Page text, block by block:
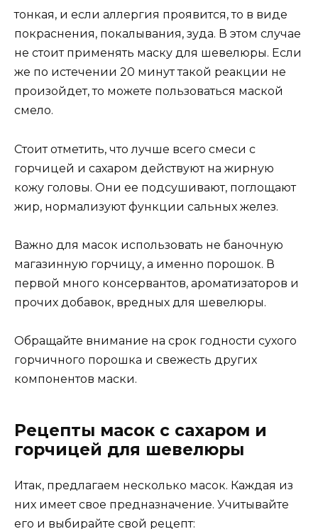
тонкая, и если аллергия проявится, то в виде
покраснения, покалывания, зуда. В этом случае
не стоит применять маску для шевелюры. Если
же по истечении 20 минут такой реакции не
произойдет, то можете пользоваться маской
смело.
Стоит отметить, что лучше всего смеси с
горчицей и сахаром действуют на жирную
кожу головы. Они ее подсушивают, поглощают
жир, нормализуют функции сальных желез.
Важно для масок использовать не баночную
магазинную горчицу, а именно порошок. В
первой много консервантов, ароматизаторов и
прочих добавок, вредных для шевелюры.
Обращайте внимание на срок годности сухого
горчичного порошка и свежесть других
компонентов маски.
Рецепты масок с сахаром и
горчицей для шевелюры
Итак, предлагаем несколько масок. Каждая из
них имеет свое предназначение. Учитывайте
его и выбирайте свой рецепт: